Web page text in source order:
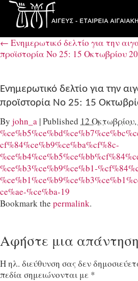
← Ενημερωτικό δελτίο για την
προϊστορία Νο 25: 15 Οκτωβρίου
Ενημερωτικό δελτίο για την
προϊστορία Νο 25: 15
By john_a |Published 12
cf%84%ce%b9%ce%ba%cf%8c-
%ce%b3%ce%b9%ce%b1-
ce%ae-%ce%ba-19
Bookmark the permalink.
Αφήστε μια απάντηση
Η ηλ. διεύθυνση σας δεν
πεδία σημειώνονται με *